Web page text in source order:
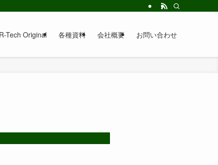
Tech Original 各種資料 会社概要 お問い合わせ